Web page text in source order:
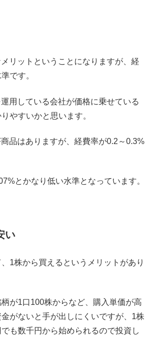
リットということになりますが、経
です。
用している会社が価格に乗せている
やすいかと思います。
品はありますが、経費率が0.2～0.3%
とかなり低い水準となっています。
い
1株から買えるというメリットがあり
が1口100株からなど、購入単価が高
がないと手が出しにくいですが、1株
も数千円から始められるので投資し